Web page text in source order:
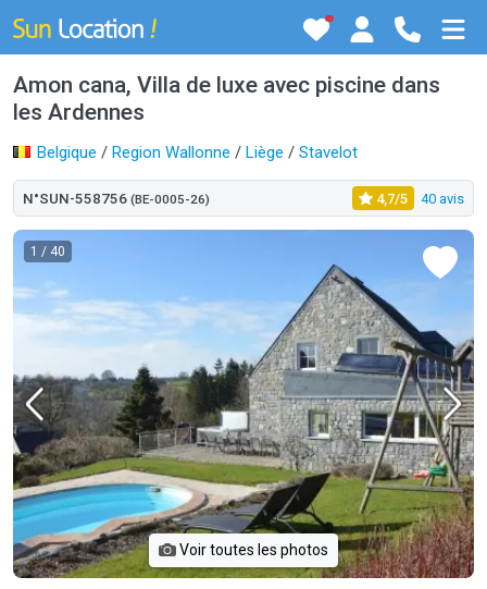
Amon cana, Villa de luxe avec piscine dans
les Ardennes
Belgique / Region Wallonne / Liège / Stavelot
N°SUN-558756 (BE-0005-26) 4,7/5 40 avis
1 / 40
Voir toutes les photos